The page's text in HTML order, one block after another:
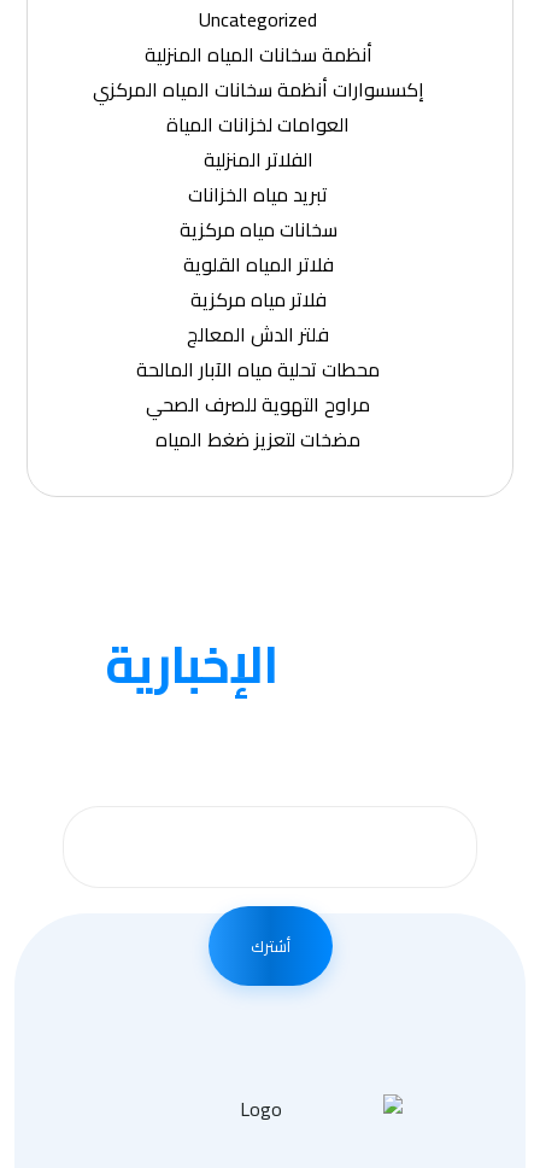
Uncategorized
أنظمة سخانات المياه المنزلية
إكسسوارات أنظمة سخانات المياه المركزي
العوامات لخزانات المياة
الفلاتر المنزلية
تبريد مياه الخزانات
سخانات مياه مركزية
فلاتر المياه القلوية
فلاتر مياه مركزية
فلتر الدش المعالج
محطات تحلية مياه الآبار المالحة
مراوح التهوية للصرف الصحي
مضخات لتعزيز ضغط المياه
الإخبارية
أشترك